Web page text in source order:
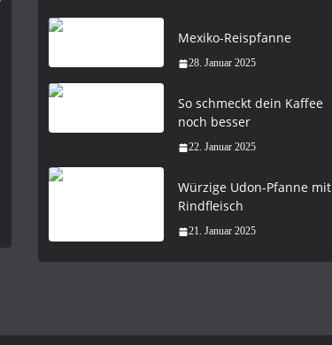
Mexiko-Reispfanne
28. Januar 2025
So schmeckt dein Kaffee
noch besser
22. Januar 2025
Würzige Udon-Pfanne mit
Rindfleisch
21. Januar 2025